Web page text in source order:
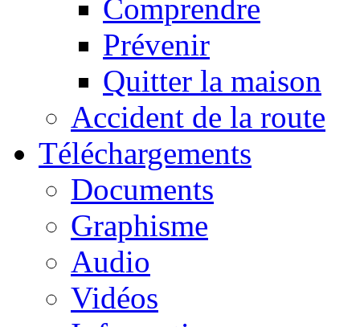
Comprendre
Prévenir
Quitter la maison
Accident de la route
Téléchargements
Documents
Graphisme
Audio
Vidéos